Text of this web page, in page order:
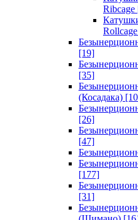
Ribcage
Rollcage
[19]
[35]
(Косадака)
[26]
[47]
[177]
[31]